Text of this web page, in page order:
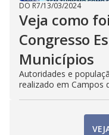
DO R7/13/03/2024
Veja como
Congresso
Municípios
Autoridades e
realizado em Campos